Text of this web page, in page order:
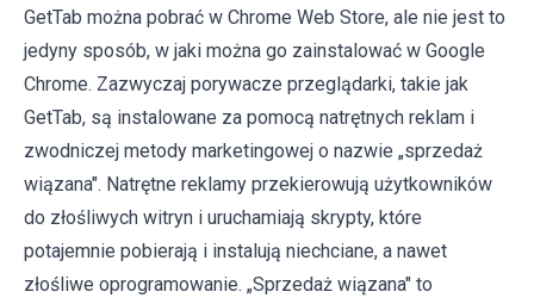
GetTab można pobrać w Chrome Web Store, ale nie jest to
jedyny sposób, w jaki można go zainstalować w Google
Chrome. Zazwyczaj porywacze przeglądarki, takie jak
GetTab, są instalowane za pomocą natrętnych reklam i
zwodniczej metody marketingowej o nazwie „sprzedaż
wiązana". Natrętne reklamy przekierowują użytkowników
do złośliwych witryn i uruchamiają skrypty, które
potajemnie pobierają i instalują niechciane, a nawet
złośliwe oprogramowanie. „Sprzedaż wiązana" to